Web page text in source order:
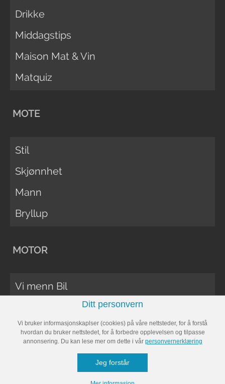
Drikke
Middagstips
Maison Mat & Vin
Matquiz
MOTE
Stil
Skjønnhet
Mann
Bryllup
MOTOR
Vi menn Bil
Vi Menn Båt
Ditt personvern
Vi bruker informasjonskaplser (cookies) på våre nettsteder, for å forstå
hvordan du bruker nettstedet, for å forbedre opplevelsen og tilpasse
annonsering. Du kan lese mer om dette i vår personvernerklæring
Jeg forstår